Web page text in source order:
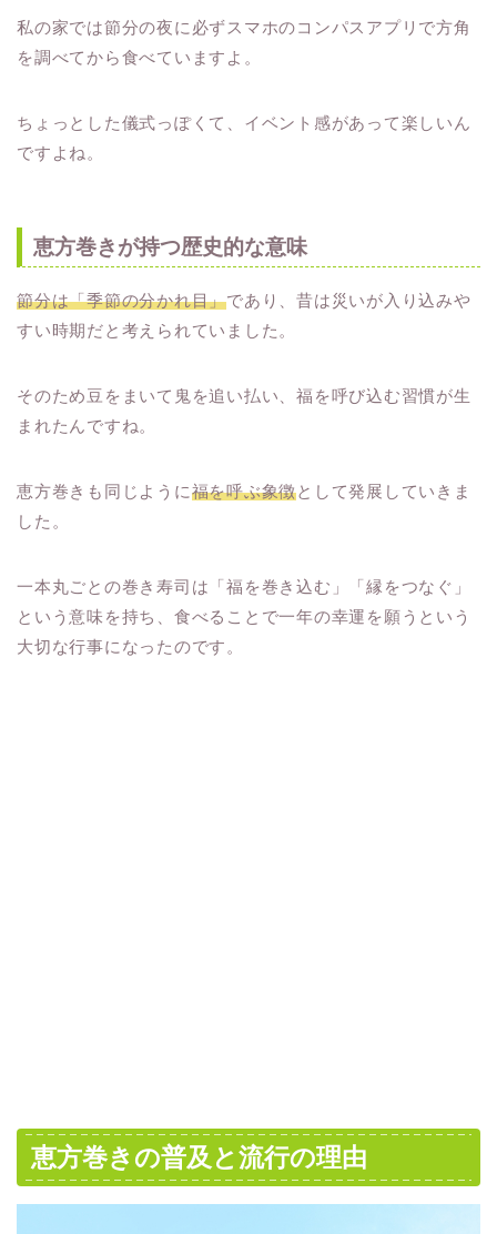
私の家では節分の夜に必ずスマホのコンパスアプリで方角
を調べてから食べていますよ。
ちょっとした儀式っぽくて、イベント感があって楽しいん
ですよね。
恵方巻きが持つ歴史的な意味
節分は「季節の分かれ目」であり、昔は災いが入り込みや
すい時期だと考えられていました。
そのため豆をまいて鬼を追い払い、福を呼び込む習慣が生
まれたんですね。
恵方巻きも同じように福を呼ぶ象徴として発展していきま
した。
一本丸ごとの巻き寿司は「福を巻き込む」「縁をつなぐ」
という意味を持ち、食べることで一年の幸運を願うという
大切な行事になったのです。
恵方巻きの普及と流行の理由